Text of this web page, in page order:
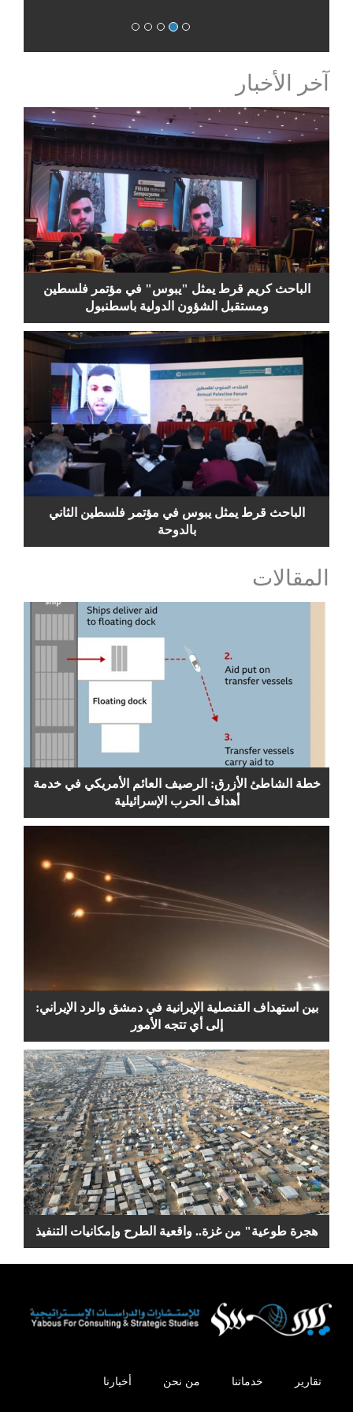
آخر الأخبار
الباحث كريم قرط يمثل "يبوس" في مؤتمر فلسطين
ومستقبل الشؤون الدولية باسطنبول
الباحث قرط يمثل يبوس في مؤتمر فلسطين الثاني
بالدوحة
المقالات
خطة الشاطئ الأزرق: الرصيف العائم الأمريكي في خدمة
أهداف الحرب الإسرائيلية
بين استهداف القنصلية الإيرانية في دمشق والرد الإيراني:
إلى أي تتجه الأمور
هجرة طوعية" من غزة.. واقعية الطرح وإمكانيات التنفيذ
تقارير خدماتنا من نحن أخبارنا